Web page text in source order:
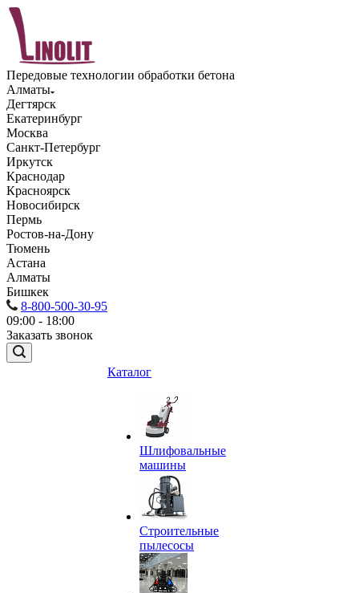
Передовые технологии обработки бетона
Алматы
Дегтярск
Екатеринбург
Москва
Санкт-Петербург
Иркутск
Краснодар
Красноярск
Новосибирск
Пермь
Ростов-на-Дону
Тюмень
Астана
Алматы
Бишкек
8-800-500-30-95
09:00 - 18:00
Заказать звонок
Каталог
Шлифовальные
машины
Строительные
пылесосы